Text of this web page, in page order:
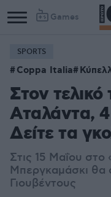
Games
SPORTS
Coppa Italia
Στον
Αταλάντα,
Δείτε τα
Στις 15 Μαΐου στο
Μπεργκαμάσκι θα
Γιουβέντους